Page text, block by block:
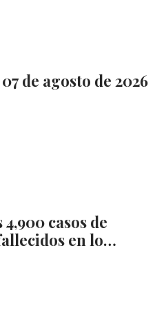
de agosto de 2026
casos de
en lo…